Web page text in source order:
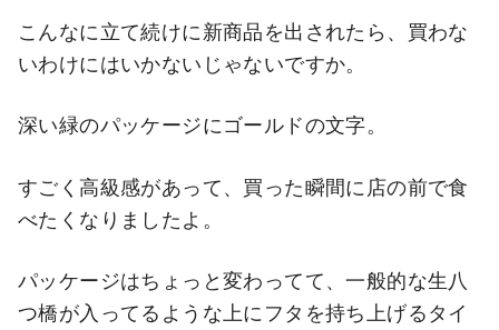
こんなに立て続けに新商品を出されたら、買わな
いわけにはいかないじゃないですか。
深い緑のパッケージにゴールドの文字。
すごく高級感があって、買った瞬間に店の前で食
べたくなりましたよ。
パッケージはちょっと変わってて、一般的な生八
つ橋が入ってるような上にフタを持ち上げるタイ